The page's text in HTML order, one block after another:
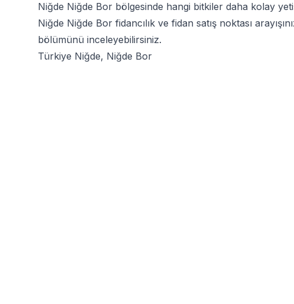
Niğde Niğde Bor bölgesinde hangi bitkiler daha kolay
Niğde Niğde Bor fidancılık ve fidan satış noktası
bölümünü inceleyebilirsiniz.
Türkiye Niğde, Niğde Bor